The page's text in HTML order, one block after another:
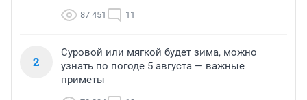
87 451 11
2
Суровой или мягкой будет зима, можно
узнать по погоде 5 августа — важные
приметы